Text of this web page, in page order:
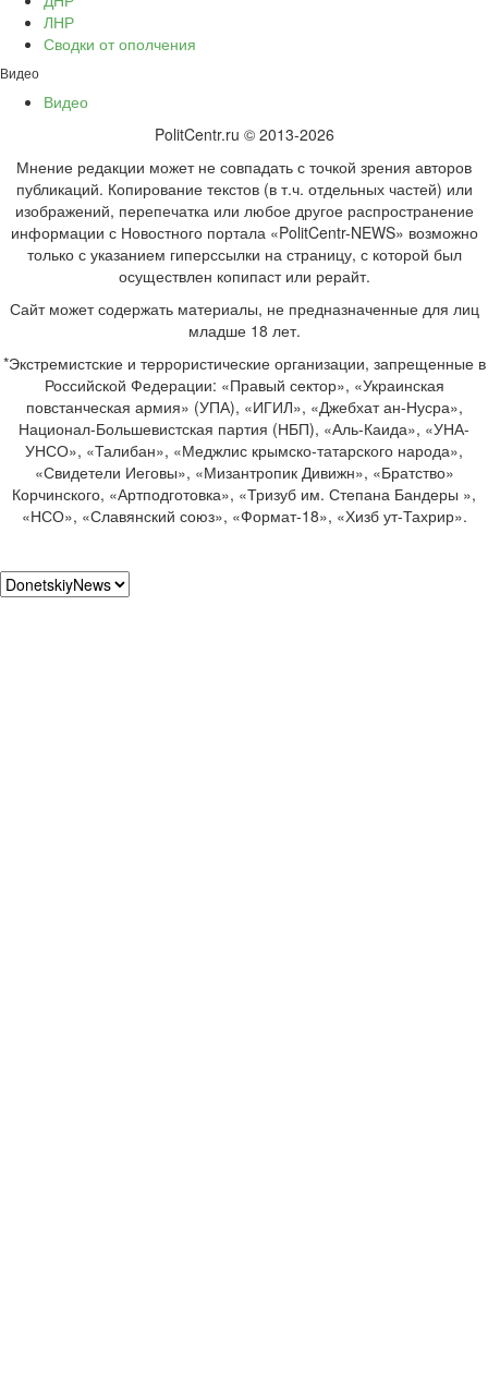
ЛНР
Сводки от ополчения
Видео
Видео
PolitCentr.ru © 2013-2026
Мнение редакции может не совпадать с точкой зрения авторов
публикаций. Копирование текстов (в т.ч. отдельных частей) или
изображений, перепечатка или любое другое распространение
информации с Новостного портала «PolitCentr-NEWS» возможно
только с указанием гиперссылки на страницу, с которой был
осуществлен копипаст или рерайт.
Сайт может содержать материалы, не предназначенные для лиц
младше 18 лет.
*Экстремистские и террористические организации, запрещенные в
Российской Федерации: «Правый сектор», «Украинская
повстанческая армия» (УПА), «ИГИЛ», «Джебхат ан-Нусра»,
Национал-Большевистская партия (НБП), «Аль-Каида», «УНА-
УНСО», «Талибан», «Меджлис крымско-татарского народа»,
«Свидетели Иеговы», «Мизантропик Дивижн», «Братство»
Корчинского, «Артподготовка», «Тризуб им. Степана Бандеры »,
«НСО», «Славянский союз», «Формат-18», «Хизб ут-Тахрир».